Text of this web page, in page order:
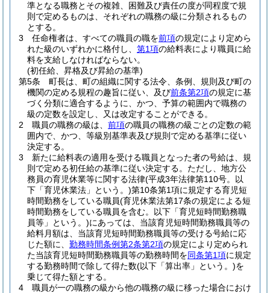
準となる職務とその複雑、困難及び責任の度が同程度で規
則で定めるものは、それぞれの職務の級に分類されるもの
とする。
3
任命権者は、すべての職員の職を前項の規定により定めら
れた級のいずれかに格付し、 第1項の給料表により職員に給
料を支給しなければならない。
(初任給、昇格及び昇給の基準)
第5条
町長は、町の組織に関する法令、条例、規則及び町の
機関の定める規程の趣旨に従い、及び前条第2項の規定に基
づく分類に適合するように、かつ、予算の範囲内で職務の
級の定数を設定し、又は改定することができる。
2
職員の職務の級は、 前項の職員の職務の級ごとの定数の範
囲内で、かつ、等級別基準表及び規則で定める基準に従い
決定する。
3
新たに給料表の適用を受ける職員となった者の号給は、規
則で定める初任給の基準に従い決定する。 ただし、地方公
務員の育児休業等に関する法律(平成3年法律第110号。以
下「育児休業法」という。)第10条第1項に規定する育児短
時間勤務をしている職員(育児休業法第17条の規定による短
時間勤務をしている職員を含む。以下「育児短時間勤務職
員等」という。)にあっては、当該育児短時間勤務職員等の
給料月額は、当該育児短時間勤務職員等の受ける号給に応
じた額に、 勤務時間条例第2条第2項の規定により定められ
た当該育児短時間勤務職員等の勤務時間を同条第1項に規定
する勤務時間で除して得た数(以下「算出率」という。)を
乗じて得た額とする。
4
職員が一の職務の級から他の職務の級に移った場合におけ